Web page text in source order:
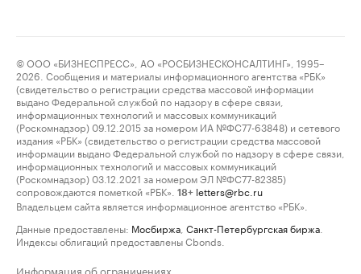
© ООО «БИЗНЕСПРЕСС», АО «РОСБИЗНЕСКОНСАЛТИНГ», 1995–
2026. Сообщения и материалы информационного агентства «РБК»
(свидетельство о регистрации средства массовой информации
выдано Федеральной службой по надзору в сфере связи,
информационных технологий и массовых коммуникаций
(Роскомнадзор) 09.12.2015 за номером ИА №ФС77-63848) и сетевого
издания «РБК» (свидетельство о регистрации средства массовой
информации выдано Федеральной службой по надзору в сфере связи,
информационных технологий и массовых коммуникаций
(Роскомнадзор) 03.12.2021 за номером ЭЛ №ФС77-82385)
сопровождаются пометкой «РБК».
18+ letters@rbc.ru
Владельцем сайта является информационное агентство «РБК».
Данные предоставлены: Мосбиржа Санкт-Петербургская биржа
Индексы облигаций предоставлены Cbonds.
Информация об ограничениях